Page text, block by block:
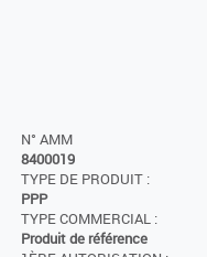
N° AMM
8400019
TYPE DE PRODUIT :
PPP
TYPE COMMERCIAL :
Produit de référence